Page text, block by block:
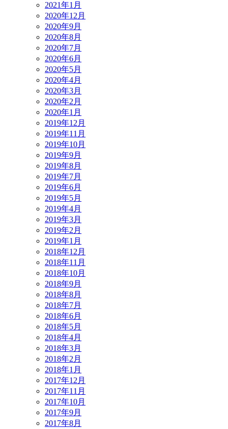
2021年1月
2020年12月
2020年9月
2020年8月
2020年7月
2020年6月
2020年5月
2020年4月
2020年3月
2020年2月
2020年1月
2019年12月
2019年11月
2019年10月
2019年9月
2019年8月
2019年7月
2019年6月
2019年5月
2019年4月
2019年3月
2019年2月
2019年1月
2018年12月
2018年11月
2018年10月
2018年9月
2018年8月
2018年7月
2018年6月
2018年5月
2018年4月
2018年3月
2018年2月
2018年1月
2017年12月
2017年11月
2017年10月
2017年9月
2017年8月